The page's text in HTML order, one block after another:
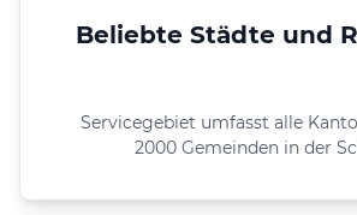
Beliebte Städte und
Servicegebiet umfasst alle
2000 Gemeinden in der